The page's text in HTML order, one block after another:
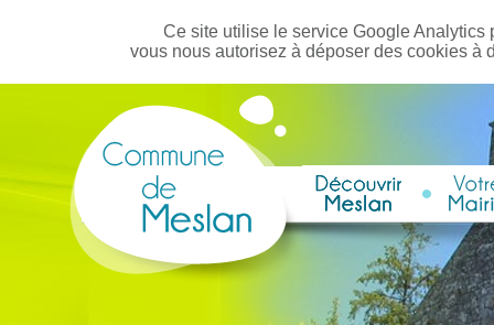
Ce site utilise le service Google
vous nous autorisez à déposer des cookies